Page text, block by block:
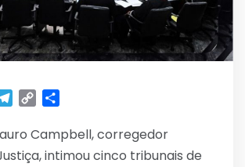
Telegram
Copy
Campbell, corregedor
intimou cinco tribunais de